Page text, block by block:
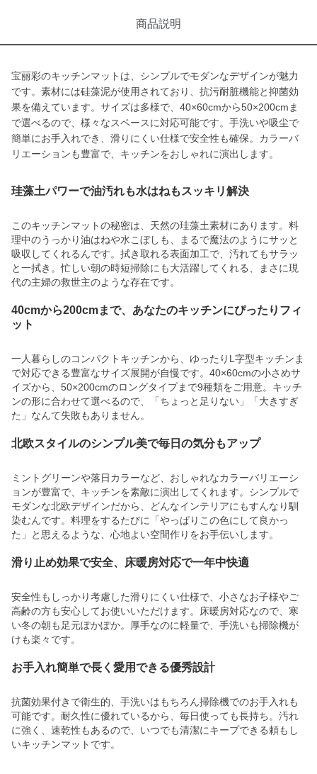
商品説明
宝丽彩のキッチンマットは、シンプルでモダンなデザインが魅力
です。素材には硅藻泥が使用されており、抗污耐脏機能と抑菌効
果を備えています。サイズは多様で、40×60cmから50×200cmま
で選べるので、様々なスペースに対応可能です。手洗いや吸尘で
簡単にお手入れでき、滑りにくい仕様で安全性も確保。カラーバ
リエーションも豊富で、キッチンをおしゃれに演出します。
珪藻土パワーで油汚れも水はねもスッキリ解決
このキッチンマットの秘密は、天然の珪藻土素材にあります。料
理中のうっかり油はねや水こぼしも、まるで魔法のようにサッと
吸収してくれるんです。拭き取れる表面加工で、汚れてもサラッ
と一拭き。忙しい朝の時短掃除にも大活躍してくれる、まさに現
代の主婦の救世主のような存在です。
40cmから200cmまで、あなたのキッチンにぴったりフィ
ット
一人暮らしのコンパクトキッチンから、ゆったりL字型キッチンま
で対応できる豊富なサイズ展開が自慢です。40×60cmの小さめサ
イズから、50×200cmのロングタイプまで9種類をご用意。キッチ
ンの形に合わせて選べるので、「ちょっと足りない」「大きすぎ
た」なんて失敗もありません。
北欧スタイルのシンプル美で毎日の気分もアップ
ミントグリーンや落日カラーなど、おしゃれなカラーバリエーシ
ョンが豊富で、キッチンを素敵に演出してくれます。シンプルで
モダンな北欧デザインだから、どんなインテリアにもすんなり馴
染むんです。料理をするたびに「やっぱりこの色にして良かっ
た」と思えるような、心地よい空間作りをお手伝いします。
滑り止め効果で安全、床暖房対応で一年中快適
安全性もしっかり考慮した滑りにくい仕様で、小さなお子様やご
高齢の方も安心してお使いいただけます。床暖房対応なので、寒
い冬の朝も足元ぽかぽか。厚手なのに軽量で、手洗いも掃除機が
けも楽々です。
お手入れ簡単で長く愛用できる優秀設計
抗菌効果付きで衛生的、手洗いはもちろん掃除機でのお手入れも
可能です。耐久性に優れているから、毎日使っても長持ち。汚れ
に強く、速乾性もあるので、いつでも清潔にキープできる頼もし
いキッチンマットです。